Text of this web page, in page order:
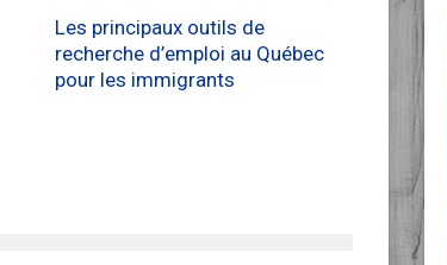
Les principaux outils de
recherche d’emploi au Québec
pour les immigrants